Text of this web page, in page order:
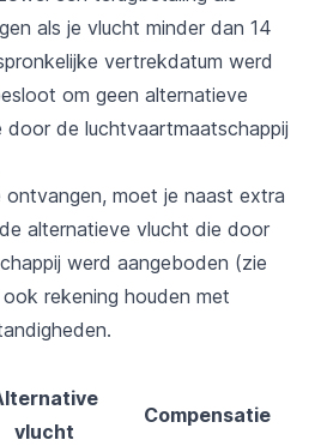
als je vlucht minder dan 14
vertrekdatum werd
om geen alternatieve
door de luchtvaartmaatschappij
ontvangen, moet je naast extra
alternatieve vlucht die door
werd aangeboden (zie
rekening houden met
vlucht
Compensatie